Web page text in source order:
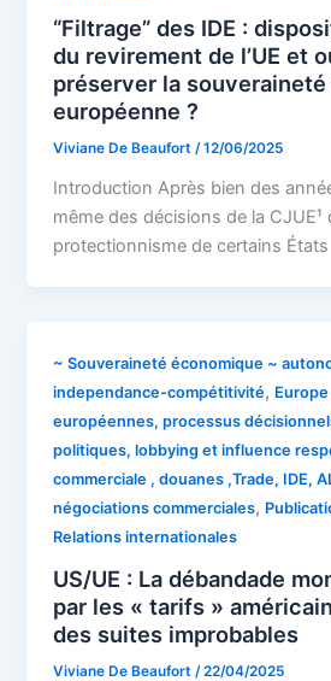
“Filtrage” des IDE :
du revirement de l’UE et
préserver la
européenne ?
Viviane De Beaufort/12/06/2025
Introduction Après bien des
même des décisions de la
protectionnisme de certains États
~ Souveraineté économique ~
independance-compétitivité,
européennes, processus
politiques, lobbying et influence
commerciale , douanes ,Trade, IDE,
négociations commerciales,
Relations internationales
US/UE : La débandade
par les « tarifs »
des suites improbables
Viviane De Beaufort /22/04/2025